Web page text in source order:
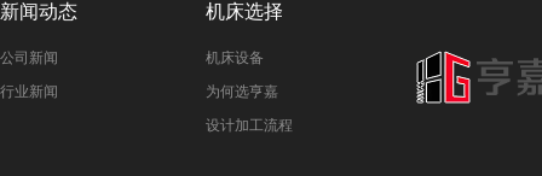
新闻动态
公司新闻
行业新闻
机床选择
机床设备
为何选亨嘉
设计加工流程